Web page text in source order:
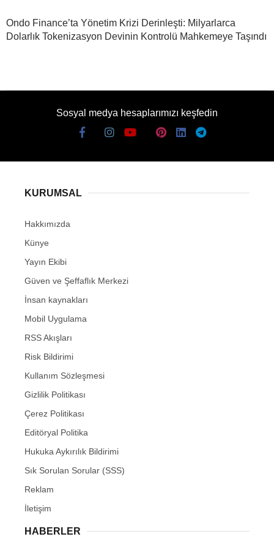
Ondo Finance’ta Yönetim Krizi Derinleşti: Milyarlarca
Dolarlık Tokenizasyon Devinin Kontrolü Mahkemeye Taşındı
Sosyal medya hesaplarımızı keşfedin
KURUMSAL
Hakkımızda
Künye
Yayın Ekibi
Güven ve Şeffaflık Merkezi
İnsan kaynakları
Mobil Uygulama
RSS Akışları
Risk Bildirimi
Kullanım Sözleşmesi
Gizlilik Politikası
Çerez Politikası
Editöryal Politika
Hukuka Aykırılık Bildirimi
Sık Sorulan Sorular (SSS)
Reklam
İletişim
HABERLER